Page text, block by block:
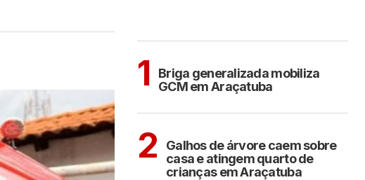
1
Briga generalizada mobiliza
GCM em Araçatuba
2
Galhos de árvore caem sobre
casa e atingem quarto de
crianças em Araçatuba